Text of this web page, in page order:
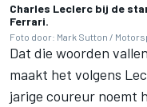
Charles Leclerc bij de
Ferrari.
Foto door: Mark Sutton /
Dat die woorden
maakt het volgens
jarige coureur noemt